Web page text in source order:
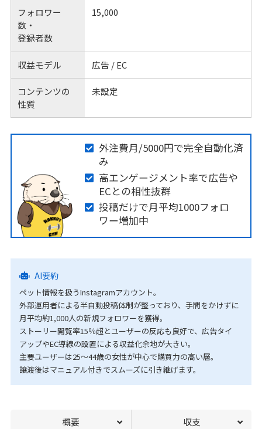
フォロワー
数・
登録者数
15,000
収益モデル 広告 / EC
コンテンツの
性質
未設定
外注費月/5000円で完全自動化済
み
高エンゲージメント率で広告や
ECとの相性抜群
投稿だけで月平均1000フォロ
ワー増加中
AI要約
ペット情報を扱うInstagramアカウント。
外部運用者による半自動投稿体制が整っており、手間をかけずに
月平均約1,000人の新規フォロワーを獲得。
ストーリー閲覧率15％超とユーザーの反応も良好で、広告タイ
アップやEC導線の設置による収益化余地が大きい。
主要ユーザーは25〜44歳の女性が中心で購買力の高い層。
譲渡後はマニュアル付きでスムーズに引き継げます。
概要 収支